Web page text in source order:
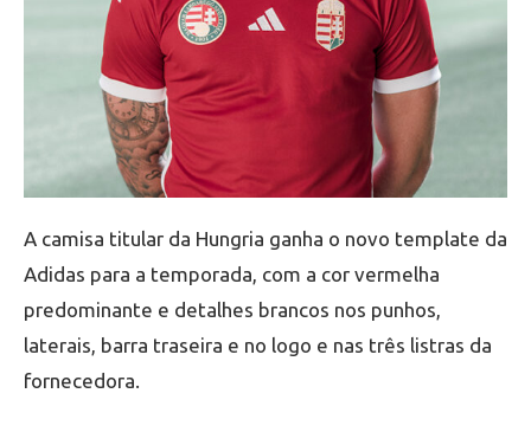
A camisa titular da Hungria ganha o novo template da
Adidas para a temporada, com a cor vermelha
predominante e detalhes brancos nos punhos,
laterais, barra traseira e no logo e nas três listras da
fornecedora.